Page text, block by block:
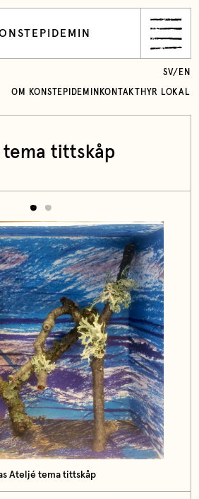
OM KONSTEPIDEMIN KONTAKT HYR LOKAL
SV/ EN
tema tittskåp
Ateljé tema tittskåp